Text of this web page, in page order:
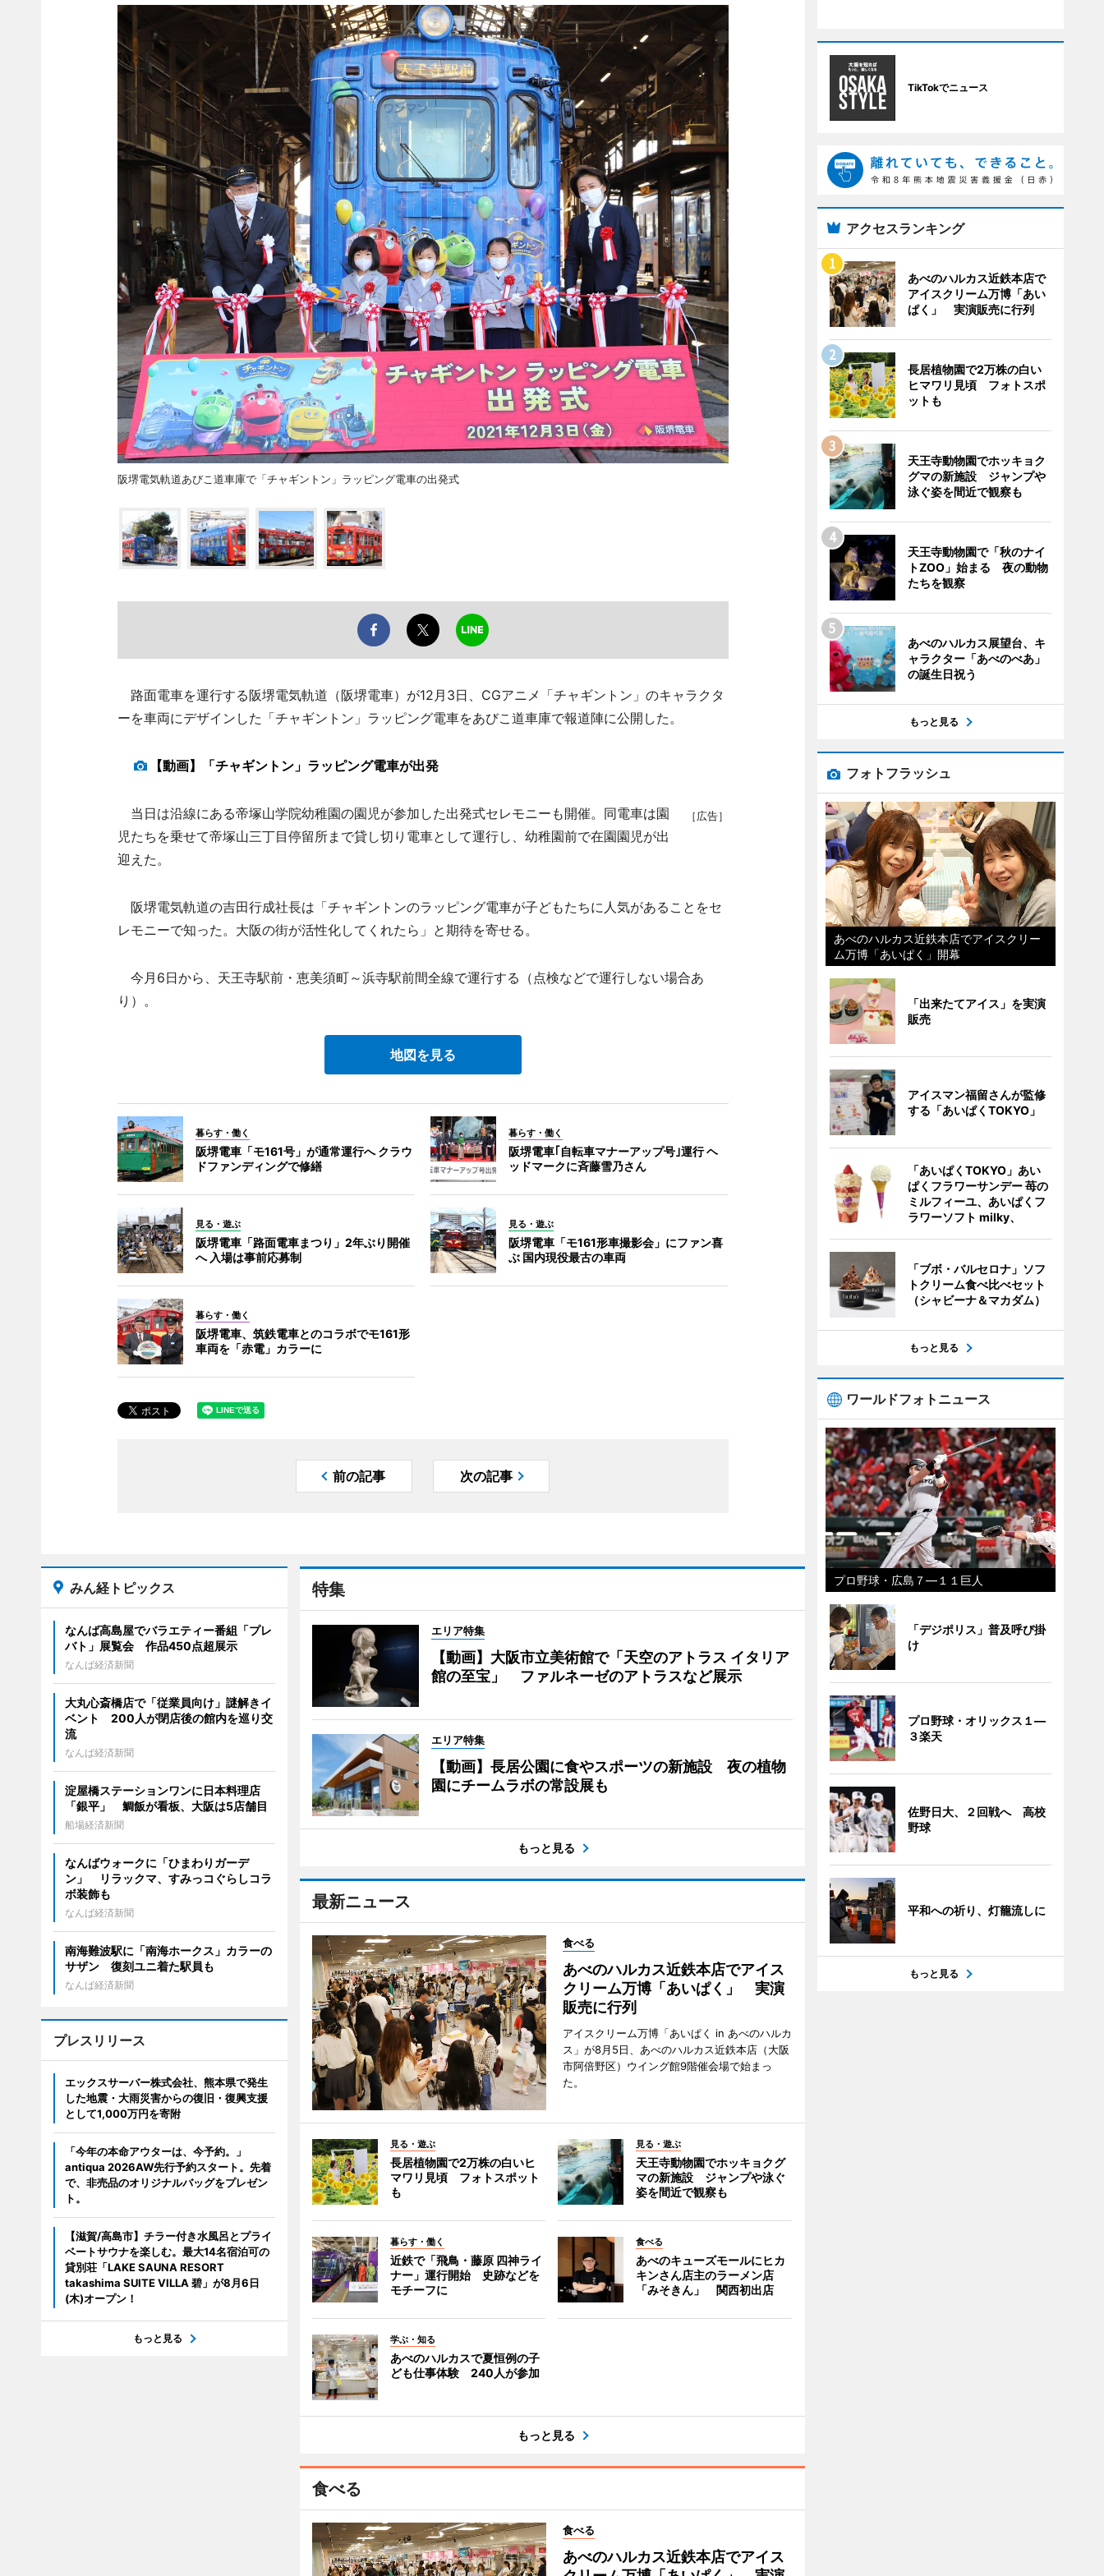
阪堺電気軌道あびこ道車庫で「チャギントン」ラッピング電車の出発式
路面電車を運行する阪堺電気軌道（阪堺電車）が12月3日、CGアニメ「チャギントン」のキャラクタ
ーを車両にデザインした「チャギントン」ラッピング電車をあびこ道車庫で報道陣に公開した。
【動画】「チャギントン」ラッピング電車が出発
［広告］
当日は沿線にある帝塚山学院幼稚園の園児が参加した出発式セレモニーも開催。同電車は園
児たちを乗せて帝塚山三丁目停留所まで貸し切り電車として運行し、幼稚園前で在園園児が出
迎えた。
阪堺電気軌道の吉田行成社長は「チャギントンのラッピング電車が子どもたちに人気があることをセ
レモニーで知った。大阪の街が活性化してくれたら」と期待を寄せる。
今月6日から、天王寺駅前・恵美須町～浜寺駅前間全線で運行する（点検などで運行しない場合あ
り）。
地図を見る
暮らす・働く
阪堺電車「モ161号」が通常運行へ クラウ
ドファンディングで修繕
暮らす・働く
阪堺電車｢自転車マナーアップ号｣運行 ヘ
ッドマークに斉藤雪乃さん
見る・遊ぶ
阪堺電車「路面電車まつり」2年ぶり開催
へ 入場は事前応募制
見る・遊ぶ
阪堺電車「モ161形車撮影会」にファン喜
ぶ 国内現役最古の車両
暮らす・働く
阪堺電車、筑鉄電車とのコラボでモ161形
車両を「赤電」カラーに
前の記事 次の記事
特集
エリア特集
【動画】大阪市立美術館で「天空のアトラス イタリア
館の至宝」 ファルネーゼのアトラスなど展示
エリア特集
【動画】長居公園に食やスポーツの新施設 夜の植物
園にチームラボの常設展も
もっと見る
最新ニュース
食べる
あべのハルカス近鉄本店でアイス
クリーム万博「あいぱく」 実演
販売に行列
アイスクリーム万博「あいぱく in あべのハルカ
ス」が8月5日、あべのハルカス近鉄本店（大阪
市阿倍野区）ウイング館9階催会場で始まっ
た。
見る・遊ぶ
長居植物園で2万株の白いヒ
マワリ見頃 フォトスポット
も
見る・遊ぶ
天王寺動物園でホッキョクグ
マの新施設 ジャンプや泳ぐ
姿を間近で観察も
暮らす・働く
近鉄で「飛鳥・藤原 四神ライ
ナー」運行開始 史跡などを
モチーフに
食べる
あべのキューズモールにヒカ
キンさん店主のラーメン店
「みそきん」 関西初出店
学ぶ・知る
あべのハルカスで夏恒例の子
ども仕事体験 240人が参加
もっと見る
食べる
食べる
あべのハルカス近鉄本店でアイス
みん経トピックス
なんば高島屋でバラエティー番組「プレ
バト」展覧会 作品450点超展示
なんば経済新聞
大丸心斎橋店で「従業員向け」謎解きイ
ベント 200人が閉店後の館内を巡り交
流
なんば経済新聞
淀屋橋ステーションワンに日本料理店
「銀平」 鯛飯が看板、大阪は5店舗目
船場経済新聞
なんばウォークに「ひまわりガーデ
ン」 リラックマ、すみっコぐらしコラ
ボ装飾も
なんば経済新聞
南海難波駅に「南海ホークス」カラーの
サザン 復刻ユニ着た駅員も
なんば経済新聞
プレスリリース
エックスサーバー株式会社、熊本県で発生
した地震・大雨災害からの復旧・復興支援
として1,000万円を寄附
「今年の本命アウターは、今予約。」
antiqua 2026AW先行予約スタート。先着
で、非売品のオリジナルバッグをプレゼン
ト。
【滋賀/高島市】チラー付き水風呂とプライ
ベートサウナを楽しむ。最大14名宿泊可の
貸別荘「LAKE SAUNA RESORT
takashima SUITE VILLA 碧」が8月6日
(木)オープン！
もっと見る
TikTokでニュース
アクセスランキング
あべのハルカス近鉄本店で
アイスクリーム万博「あい
ぱく」 実演販売に行列
長居植物園で2万株の白い
ヒマワリ見頃 フォトスポ
ットも
天王寺動物園でホッキョク
グマの新施設 ジャンプや
泳ぐ姿を間近で観察も
天王寺動物園で「秋のナイ
トZOO」始まる 夜の動物
たちを観察
あべのハルカス展望台、キ
ャラクター「あべのべあ」
の誕生日祝う
もっと見る
フォトフラッシュ
あべのハルカス近鉄本店でアイスクリー
ム万博「あいぱく」開幕
「出来たてアイス」を実演
販売
アイスマン福留さんが監修
する「あいぱくTOKYO」
「あいぱくTOKYO」あい
ぱくフラワーサンデー 苺の
ミルフィーユ、あいぱくフ
ラワーソフト milky、
「ブボ・バルセロナ」ソフ
トクリーム食べ比べセット
（シャビーナ＆マカダム）
もっと見る
ワールドフォトニュース
プロ野球・広島７―１１巨人
「デジポリス」普及呼び掛
け
プロ野球・オリックス１―
３楽天
佐野日大、２回戦へ 高校
野球
平和への祈り、灯籠流しに
もっと見る